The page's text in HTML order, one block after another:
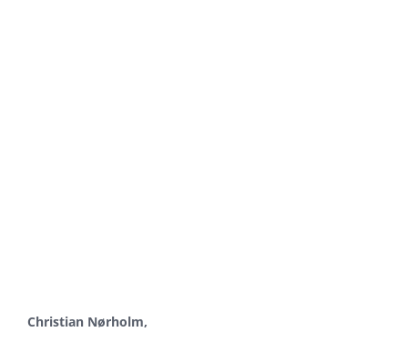
Christian Nørholm,